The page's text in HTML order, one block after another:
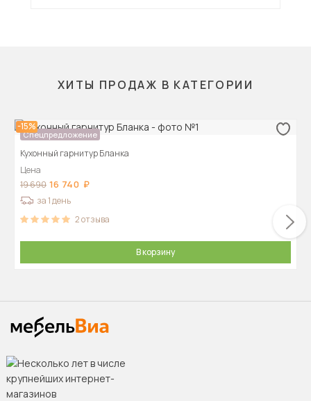
ХИТЫ ПРОДАЖ В КАТЕГОРИИ
-15%
Спецпредложение
Кухонный гарнитур Бланка
Цена
19 690 16 740
за 1 день
2отзыва
В корзину